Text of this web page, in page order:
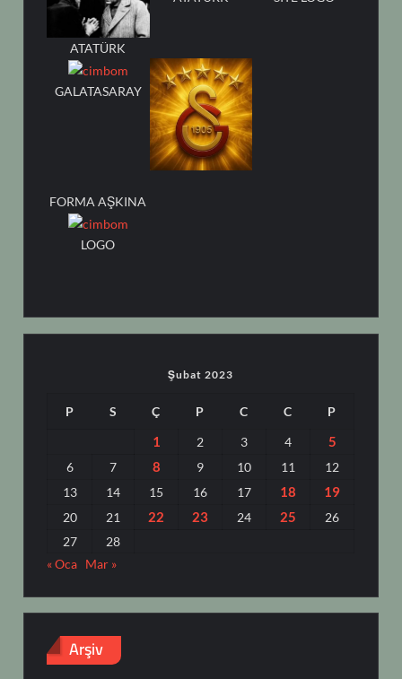
ATATÜRK
GALATASARAY
FORMA AŞKINA
LOGO
Şubat 2023
P S Ç P C C P
1 2 3 4 5
6 7 8 9 10 11
12
13
14 15 16 17 18 19
20 21 22 23 24 25
26
27
28
« Oca Mar »
Arşiv